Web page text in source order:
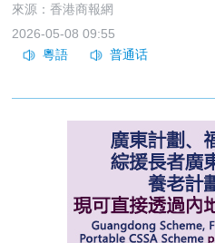
來源：香港商報網
2026-05-08 09:55